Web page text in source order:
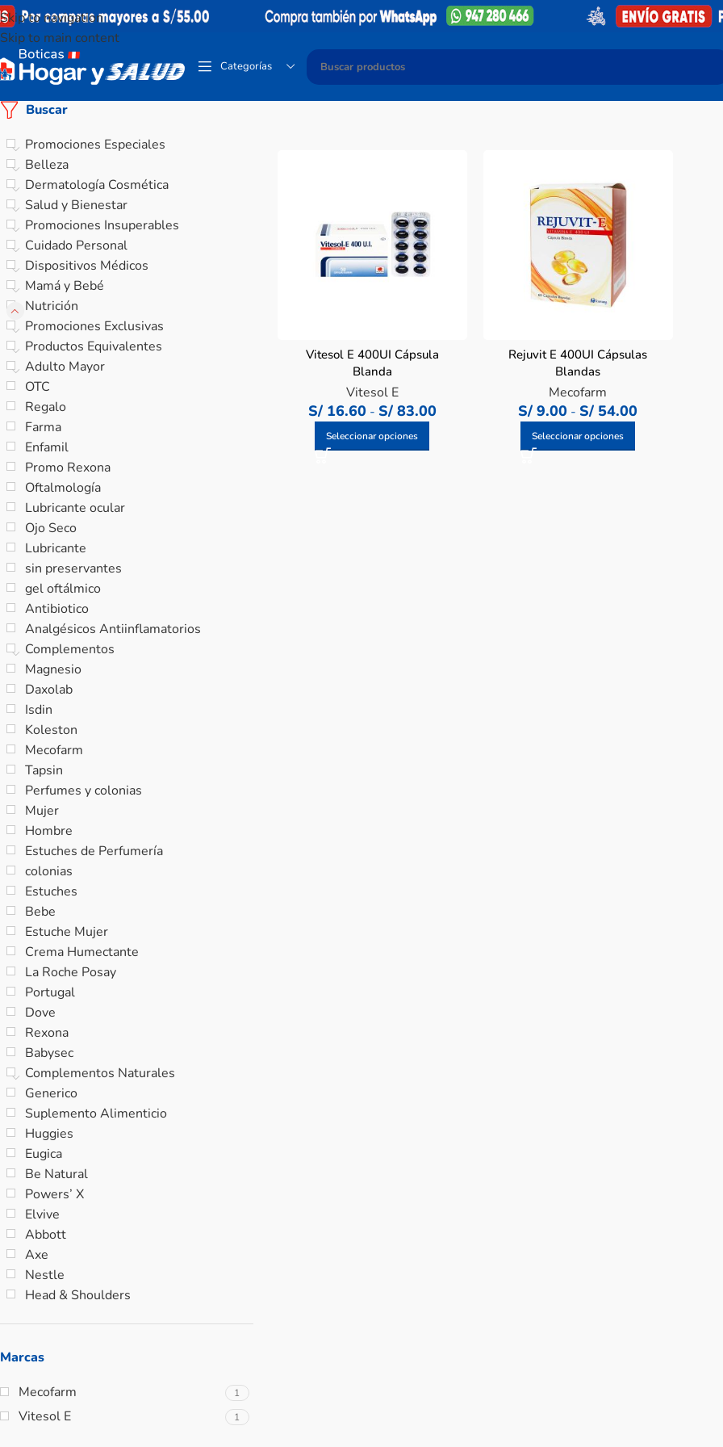
Skip to navigation
Skip to main content
Categorías
Buscar
Promociones Especiales
Belleza
Dermatología Cosmética
Salud y Bienestar
Promociones Insuperables
Cuidado Personal
Dispositivos Médicos
Mamá y Bebé
Nutrición
Promociones Exclusivas
Productos Equivalentes
Adulto Mayor
OTC
Regalo
Farma
Enfamil
Promo Rexona
Oftalmología
Lubricante ocular
Ojo Seco
Lubricante
sin preservantes
gel oftálmico
Antibiotico
Analgésicos Antiinflamatorios
Complementos
Magnesio
Daxolab
Isdin
Koleston
Mecofarm
Tapsin
Perfumes y colonias
Mujer
Hombre
Estuches de Perfumería
colonias
Estuches
Bebe
Estuche Mujer
Crema Humectante
La Roche Posay
Portugal
Dove
Rexona
Babysec
Complementos Naturales
Generico
Suplemento Alimenticio
Huggies
Eugica
Be Natural
Powers’ X
Elvive
Abbott
Axe
Nestle
Head & Shoulders
Marcas
Mecofarm
1
Vitesol E 1
Vitesol E 400UI Cápsula
Blanda
Vitesol E
S/16.60 - S/83.00
Seleccionar opciones
Rejuvit E 400UI Cápsulas
Blandas
Mecofarm
S/ 9.00 - S/ 54.00
Seleccionar opciones